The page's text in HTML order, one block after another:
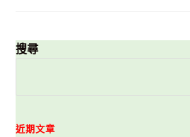
公
搜尋
近期文章